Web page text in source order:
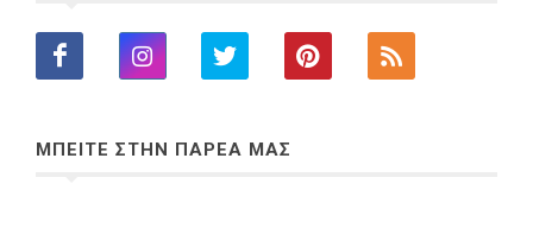
ΜΠΕΙΤΕ ΣΤΗΝ ΠΑΡΕΑ ΜΑΣ